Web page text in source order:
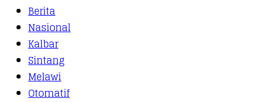
Berita
Nasional
Kalbar
Sintang
Melawi
Otomatif